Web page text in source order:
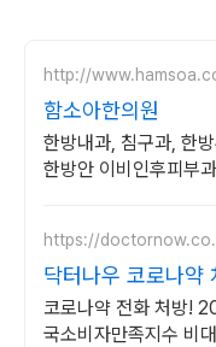
http://
함소아한의원
한방내과, 침구과, 한
한방안 이비인후피부과
https://
닥터나우 코로나약
24시간 진료가능
코로나약 전화 처방!
국소비자만족지수 비